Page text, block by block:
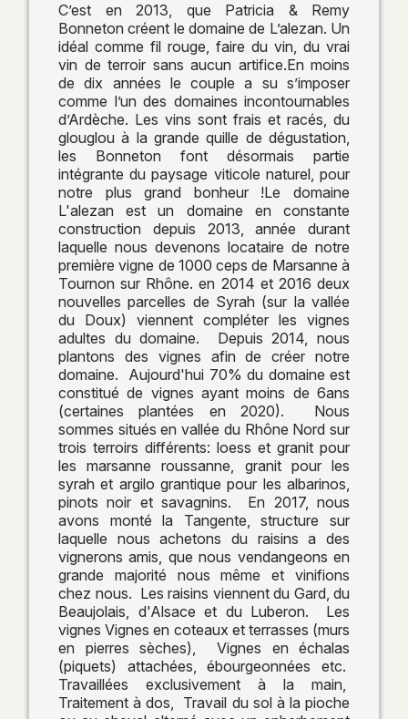
C’est en 2013, que Patricia & Remy
Bonneton créent le domaine de L’alezan. Un
idéal comme fil rouge, faire du vin, du vrai
vin de terroir sans aucun artifice.En moins
de dix années le couple a su s’imposer
comme l’un des domaines incontournables
d’Ardèche. Les vins sont frais et racés, du
glouglou à la grande quille de dégustation,
les Bonneton font désormais partie
intégrante du paysage viticole naturel, pour
notre plus grand bonheur !Le domaine
L'alezan est un domaine en constante
construction depuis 2013, année durant
laquelle nous devenons locataire de notre
première vigne de 1000 ceps de Marsanne à
Tournon sur Rhône. en 2014 et 2016 deux
nouvelles parcelles de Syrah (sur la vallée
du Doux) viennent compléter les vignes
adultes du domaine. Depuis 2014, nous
plantons des vignes afin de créer notre
domaine. Aujourd'hui 70% du domaine est
constitué de vignes ayant moins de 6ans
(certaines plantées en 2020). Nous
sommes situés en vallée du Rhône Nord sur
trois terroirs différents: loess et granit pour
les marsanne roussanne, granit pour les
syrah et argilo grantique pour les albarinos,
pinots noir et savagnins. En 2017, nous
avons monté la Tangente, structure sur
laquelle nous achetons du raisins a des
vignerons amis, que nous vendangeons en
grande majorité nous même et vinifions
chez nous. Les raisins viennent du Gard, du
Beaujolais, d'Alsace et du Luberon. Les
vignes Vignes en coteaux et terrasses (murs
en pierres sèches), Vignes en échalas
(piquets) attachées, ébourgeonnées etc.
Travaillées exclusivement à la main,
Traitement à dos, Travail du sol à la pioche